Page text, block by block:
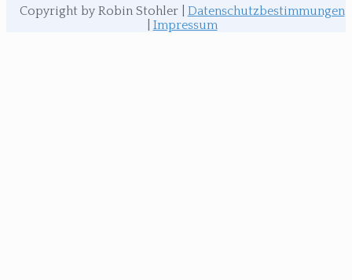
Copyright by Robin Stohler | Datenschutzbestimmungen
Impressum